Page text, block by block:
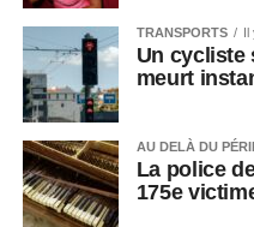
TRANSPORTS Il
Un cycliste
meurt
AU DELÀ DU
La police
175e